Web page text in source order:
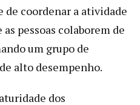
de coordenar a atividade
pessoas colaborem de
um grupo de
alto desempenho.
dos